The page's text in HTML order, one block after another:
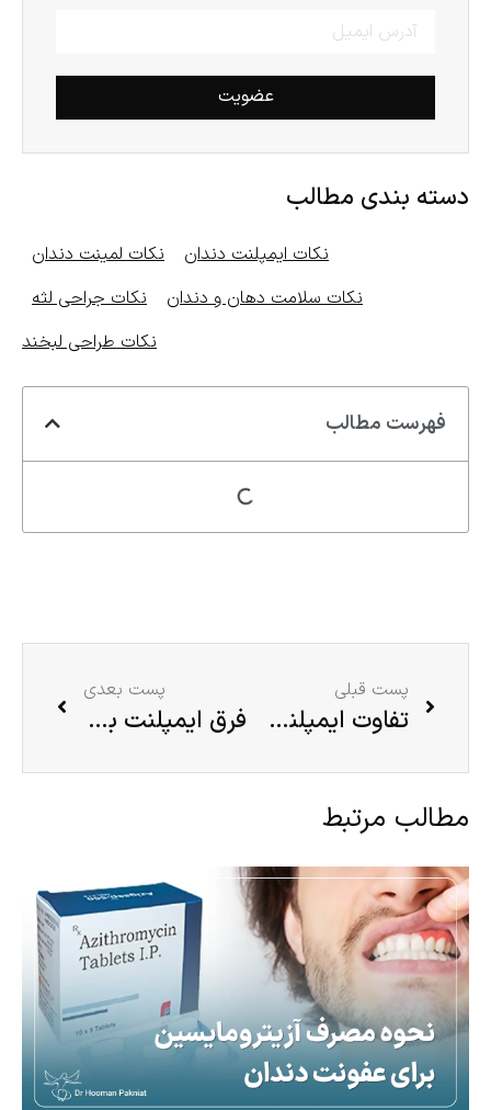
عضویت
دسته بندی مطالب
نکات ایمپلنت دندان
نکات لمینت دندان
نکات سلامت دهان و دندان
نکات جراحی لثه
نکات طراحی لبخند
فهرست مطالب
پست قبلی
تفاوت ایمپلنت و بریج دندان چیست؟ مقایسه کامل ایمپلنت و بریج دندان
پست بعدی
فرق ایمپلنت با کاشت دندان، آیا ایمپلنت با کاشت دندان تفاوتی دارد؟
مطالب مرتبط